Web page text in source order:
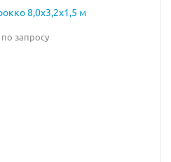
8,0х3,2х1,5 м
запросу